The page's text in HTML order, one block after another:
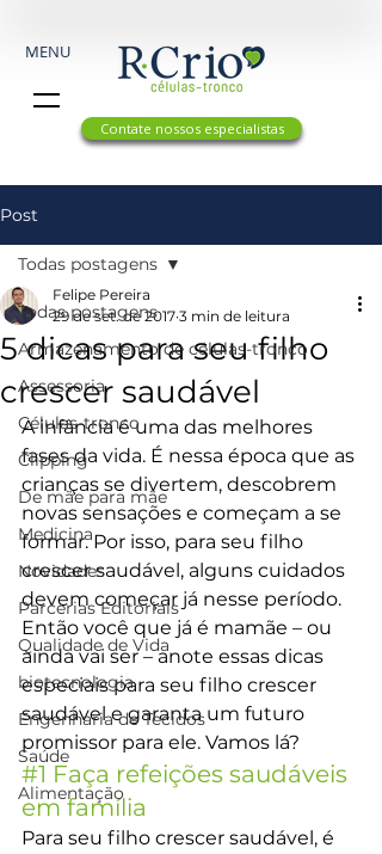
MENU
Contate nossos especialistas
Post
Todas postagens
Armazenamento de células-tronco
Assessoria
Células-tronco
Clipping
De mãe para mãe
Medicina
Novidades
Parcerias Editoriais
Qualidade de Vida
biotecnologia
Engenharia de Tecidos
Saúde
Alimentação
Todas postagens
5 dicas para seu filho
crescer saudável
Felipe Pereira
29 de set. de 2017 3 min de leitura
A infância é uma das melhores
fases da vida. É nessa época que as
crianças se divertem, descobrem
novas sensações e começam a se
formar. Por isso, para seu filho
crescer saudável, alguns cuidados
devem começar já nesse período.
Então você que já é mamãe – ou
ainda vai ser – anote essas dicas
especiais para seu filho crescer
saudável e garanta um futuro
promissor para ele. Vamos lá?
#1 Faça refeições saudáveis
em família
Para seu filho crescer saudável, é